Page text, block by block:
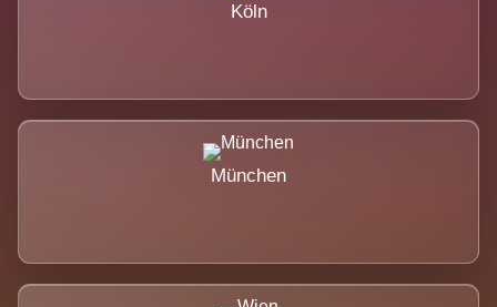
Köln
München